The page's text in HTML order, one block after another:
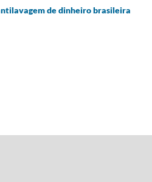
de dinheiro brasileira